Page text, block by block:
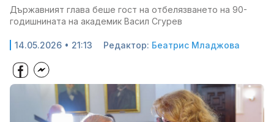
Държавният глава беше гост на отбелязването на 90-
годишнината на академик Васил Сгурев
14.05.2026 • 21:13 Редактор: Беатрис Младжова